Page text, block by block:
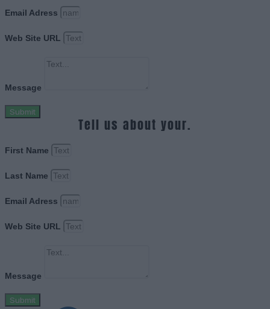
Email Adress
Web Site URL
Message
Submit
Tell us about your.
First Name
Last Name
Email Adress
Web Site URL
Message
Submit